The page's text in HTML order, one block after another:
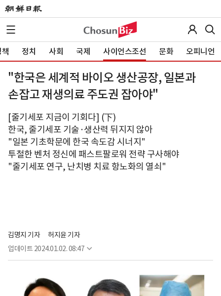
정치 사회 국제 사이언스조선 문화 오피니언
"한국은 세계적 바이오 생산공장, 일본과
손잡고 재생의료 주도권 잡아야"
[줄기세포 지금이 기회다] (下)
한국, 줄기세포 기술·생산력 뒤지지 않아
"일본 기초학문에 한국 속도감 시너지"
투철한 벤처 정신에 패스트팔로워 전략 구사해야
"줄기세포 연구, 난치병 치료 항노화의 열쇠"
김명지 기자
허지윤 기자
업데이트 2024.01.02. 08:47